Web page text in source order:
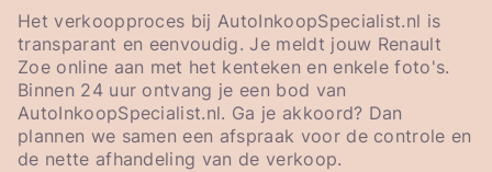
Het verkoopproces bij AutoInkoopSpecialist.nl is
transparant en eenvoudig. Je meldt jouw Renault
Zoe online aan met het kenteken en enkele foto's.
Binnen 24 uur ontvang je een bod van
AutoInkoopSpecialist.nl. Ga je akkoord? Dan
plannen we samen een afspraak voor de controle en
de nette afhandeling van de verkoop.